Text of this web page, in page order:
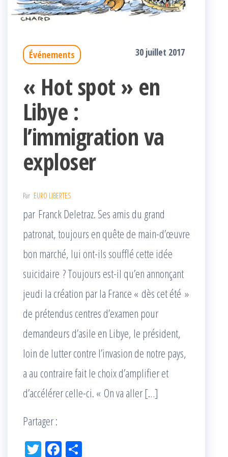
Événements 30 juillet 2017
« Hot spot » en
Libye :
l’immigration va
exploser
Par EURO LIBERTES
par Franck Deletraz. Ses amis du grand
patronat, toujours en quête de main-d’œuvre
bon marché, lui ont-ils soufflé cette idée
suicidaire ? Toujours est-il qu’en annonçant
jeudi la création par la France « dès cet été »
de prétendus centres d’examen pour
demandeurs d’asile en Libye, le président,
loin de lutter contre l’invasion de notre pays,
a au contraire fait le choix d’amplifier et
d’accélérer celle-ci. « On va aller […]
Partager :
Tw Fac